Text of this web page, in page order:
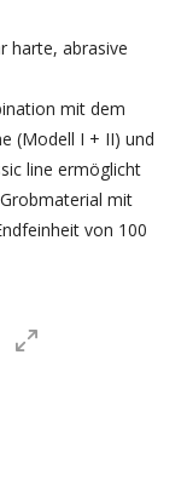
harte, abrasive
mit dem
(Modell I + II) und
line ermöglicht
mit
von 100